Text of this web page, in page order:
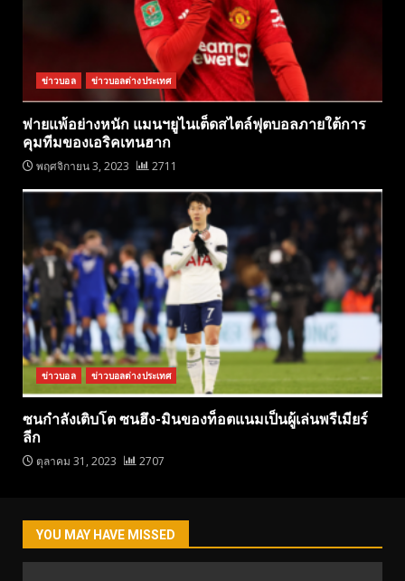
ข่าวบอล ข่าวบอลต่างประเทศ
พ่ายแพ้อย่างหนัก แมนฯยูไนเต็ดสไตล์ฟุตบอลภายใต้การ
คุมทีมของเอริคเทนฮาก
พฤศจิกายน 3, 2023 2711
ข่าวบอล ข่าวบอลต่างประเทศ
ซนกำลังเติบโต ซนฮึง-มินของท็อตแนมเป็นผู้เล่นพรีเมียร์
ลีก
ตุลาคม 31, 2023 2707
YOU MAY HAVE MISSED